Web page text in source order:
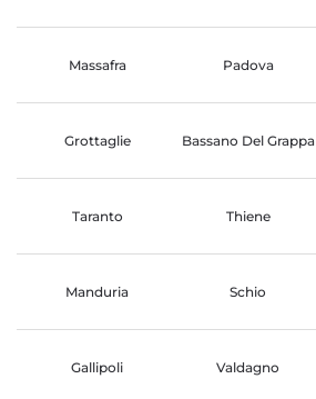
Massafra Padova
Grottaglie Bassano Del Grappa
Taranto Thiene
Manduria Schio
Gallipoli Valdagno